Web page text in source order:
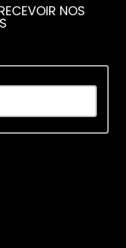
NOS